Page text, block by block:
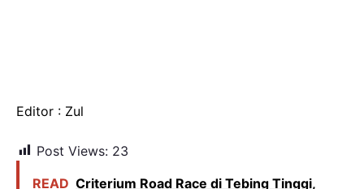
Editor : Zul
Post Views: 23
READ Criterium Road Race di Tebing Tinggi,